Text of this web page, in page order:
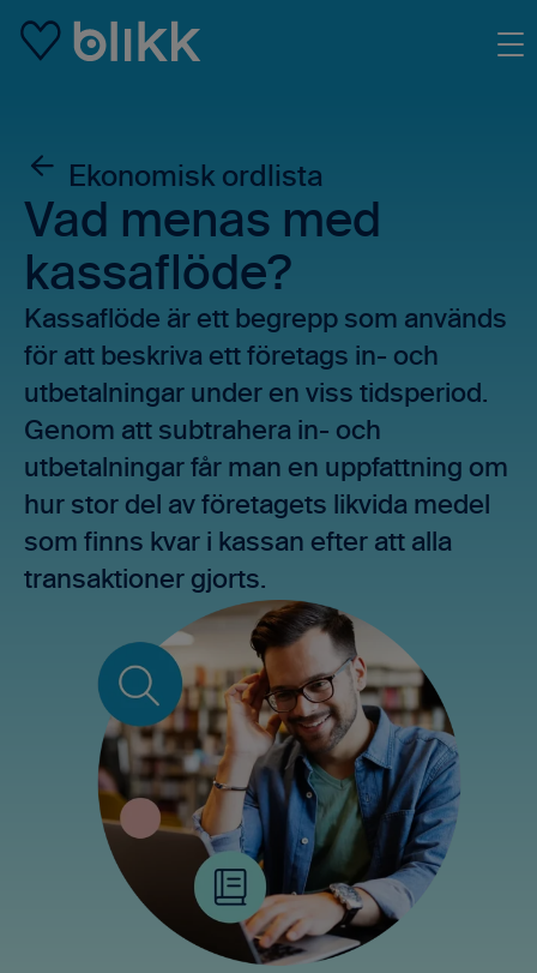
Ekonomisk ordlista
Vad menas med
kassaflöde?
Kassaflöde är ett begrepp som används
för att beskriva ett företags in- och
utbetalningar under en viss tidsperiod.
Genom att subtrahera in- och
utbetalningar får man en uppfattning om
hur stor del av företagets likvida medel
som finns kvar i kassan efter att alla
transaktioner gjorts.